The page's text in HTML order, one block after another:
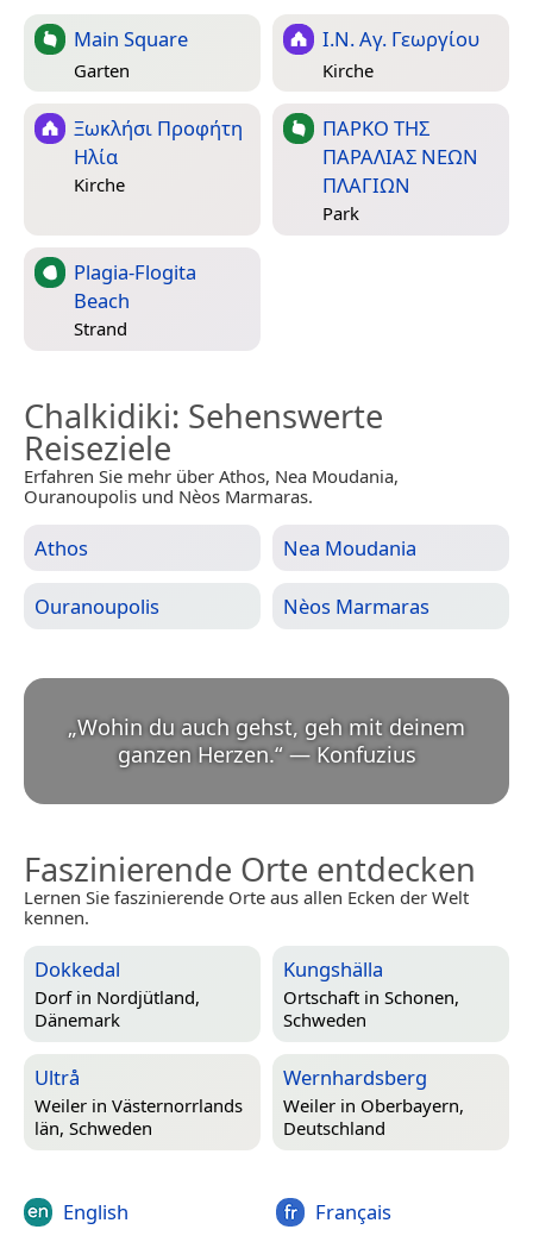
Main Square
Garten
Ι.Ν. Αγ. Γεωργίου
Kirche
Ξωκλήσι Προφήτη
Ηλία
Kirche
ΠΑΡΚΟ ΤΗΣ
ΠΑΡΑΛΙΑΣ ΝΕΩΝ
ΠΛΑΓΙΩΝ
Park
Plagia-Flogita
Beach
Strand
Chalkidiki: Sehenswerte
Reiseziele
Erfahren Sie mehr über Athos, Nea Moudania,
Ouranoupolis und Nèos Marmaras.
Athos Nea Moudania
Ouranoupolis Nèos Marmaras
„Wohin du auch gehst, geh mit deinem
ganzen Herzen.“ — Konfuzius
Faszinierende Orte entdecken
Lernen Sie faszinierende Orte aus allen Ecken der Welt
kennen.
Dokkedal
Dorf in Nordjütland,
Dänemark
Kungshälla
Ortschaft in Schonen,
Schweden
Ultrå
Weiler in Västernorrlands
län, Schweden
Wernhardsberg
Weiler in Oberbayern,
Deutschland
English Français